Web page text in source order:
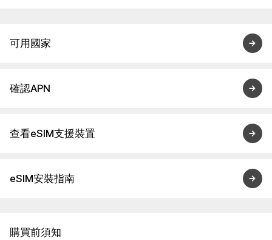
可用國家
確認APN
查看eSIM支援裝置
eSIM安裝指南
購買前須知